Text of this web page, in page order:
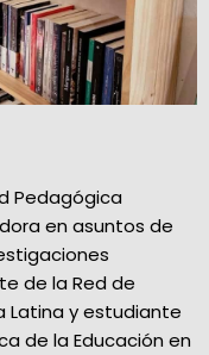
Pedagógica
en asuntos de
de la Red de
Latina y estudiante
de la Educación en